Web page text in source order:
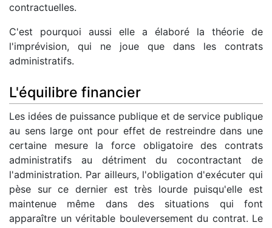
contractuelles.
C'est pourquoi aussi elle a élaboré la théorie de
l'imprévision, qui ne joue que dans les contrats
administratifs.
L'équilibre financier
Les idées de puissance publique et de service publique
au sens large ont pour effet de restreindre dans une
certaine mesure la force obligatoire des contrats
administratifs au détriment du cocontractant de
l'administration. Par ailleurs, l'obligation d'exécuter qui
pèse sur ce dernier est très lourde puisqu'elle est
maintenue même dans des situations qui font
apparaître un véritable bouleversement du contrat. Le